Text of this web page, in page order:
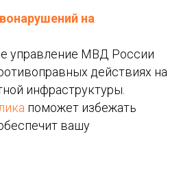
на
управление МВД России
действиях на
инфраструктуры.
поможет избежать
вашу